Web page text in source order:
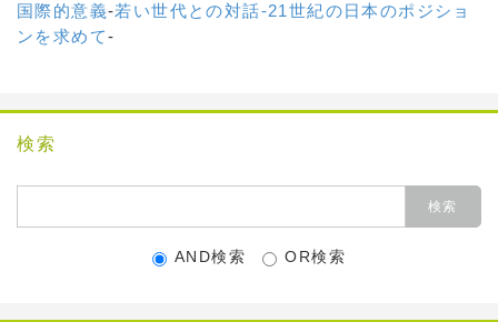
国際的意義-若い世代との対話-21世紀の日本のポジショ
ンを求めて-
検索
AND検索 OR検索